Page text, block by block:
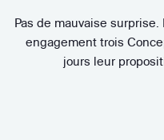
Pas de mauvaise
engagement trois
jours leur